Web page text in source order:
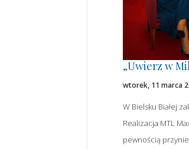
„Uwierz w
wtorek, 11 marca
W Bielsku Białej
Realizacja MTL
pewnością